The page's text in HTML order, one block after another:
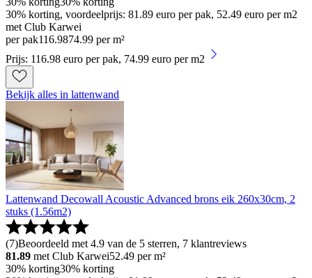
30% korting, voordeelprijs: 81.89 euro per pak, 52.49 euro per m2
met Club Karwei
per pak116.9874.99 per m²
Prijs: 116.98 euro per pak, 74.99 euro per m2
Bekijk alles in lattenwand
Lattenwand Decowall Acoustic Advanced brons eik 260x30cm, 2
stuks (1.56m2)
(7)Beoordeeld met 4.9 van de 5 sterren, 7 klantreviews
81.89 met Club Karwei52.49 per m²
30% korting30% korting